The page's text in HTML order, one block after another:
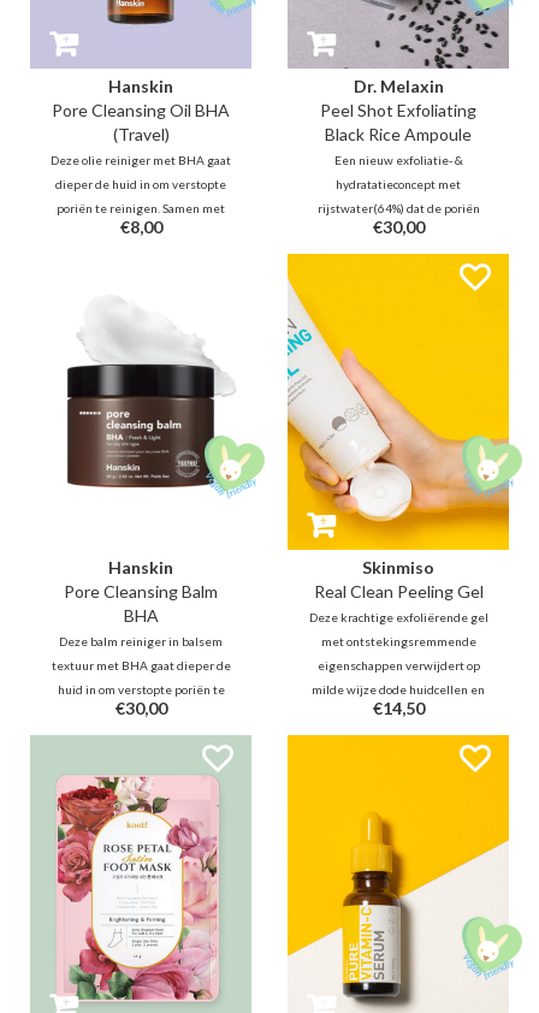
Hanskin
Pore Cleansing Oil BHA
(Travel)
Deze olie reiniger met BHA gaat
dieper de huid in om verstopte
poriën te reinigen. Samen met
botanische oliën zal deze
€8,00
Dr. Melaxin
Peel Shot Exfoliating
Black Rice Ampoule
Een nieuw exfoliatie- &
hydratatieconcept met
rijstwater(64%) dat de poriën
reinigt, dode huidcellen
verwijdert en de huid
gehydrateerd en glad maakt, net
liposomenstructuur die ons
huidbarrière nabootst
€30,00
Hanskin
Pore Cleansing Balm
BHA
Deze balm reiniger in balsem
textuur met BHA gaat dieper de
huid in om verstopte poriën te
reinigen. Samen met botanische
oliën zal deze verfrissende
cleansing oil onzuiverheden,
mee-eters en make-up
verwijderen.
€30,00
Skinmiso
Real Clean Peeling Gel
Deze krachtige exfoliërende gel
met ontstekingsremmende
eigenschappen verwijdert op
milde wijze dode huidcellen en
talg zonder irritatie, en helpt
tegelijkertijd de huid te
verzachten en te hydrateren.
€14,50